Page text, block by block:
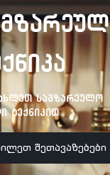
სამზარეულო
ტექნიკით
შეთავაზებები